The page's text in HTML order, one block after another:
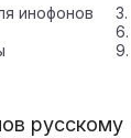
инофонов
русскому